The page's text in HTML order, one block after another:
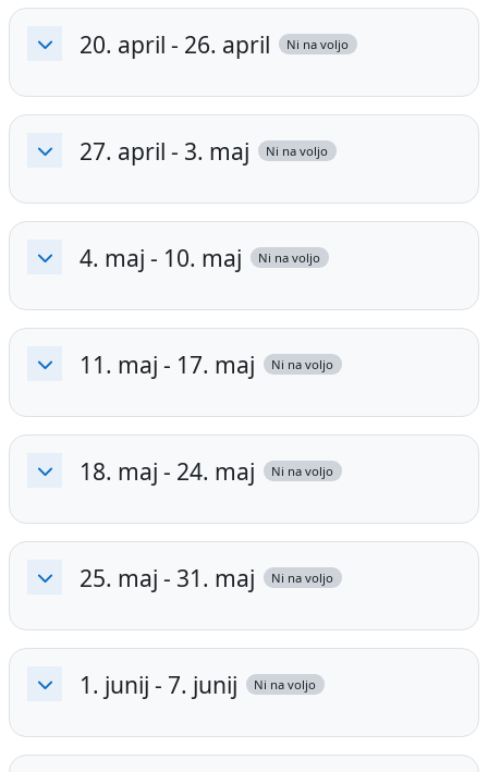
Skrči 20. april - 26. april Ni na voljo
Skrči 27. april - 3. maj Ni na voljo
Skrči 4. maj - 10. maj Ni na voljo
Skrči 11. maj - 17. maj Ni na voljo
Skrči 18. maj - 24. maj Ni na voljo
Skrči 25. maj - 31. maj Ni na voljo
Skrči 1. junij - 7. junij Ni na voljo